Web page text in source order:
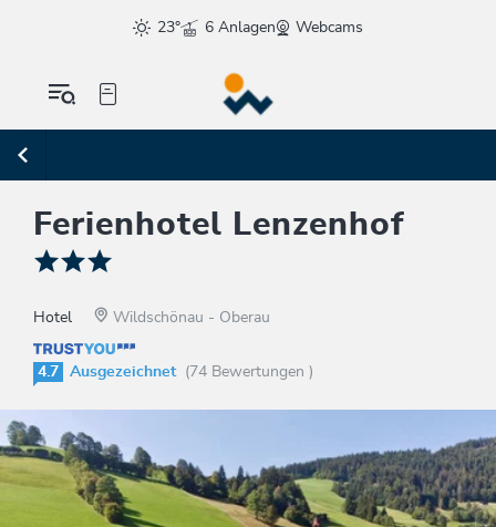
23° 6 Anlagen Webcams
Ferienhotel Lenzenhof
Hotel Wildschönau - Oberau
4.7 Ausgezeichnet (74 Bewertungen )